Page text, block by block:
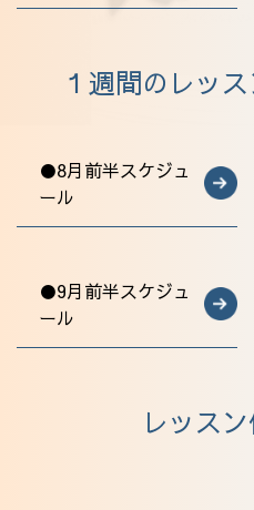
１週間のレッ
●8月前半スケジュ
ール
●9月前半スケジュ
ール
レッス